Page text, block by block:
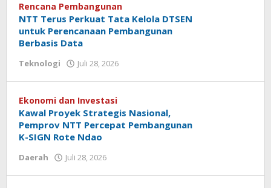
Rencana Pembangunan
NTT Terus Perkuat Tata Kelola DTSEN
untuk Perencanaan Pembangunan
Berbasis Data
Teknologi Juli 28, 2026
Tu@mes
Ekonomi dan Investasi
Kawal Proyek Strategis Nasional,
Pemprov NTT Percepat Pembangunan
K-SIGN Rote Ndao
Daerah Juli 28, 2026
Tu@mes